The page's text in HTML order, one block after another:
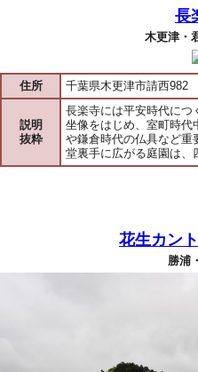
長
木更津・
住所 千葉県木更津市請西982
説明
抜粋
長楽寺には平安時代につ
坐像をはじめ、室町時代
や鎌倉時代の仏具など重
堂裏手に広がる庭園は
花生カン
勝浦